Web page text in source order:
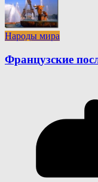
Народы мира
Французские